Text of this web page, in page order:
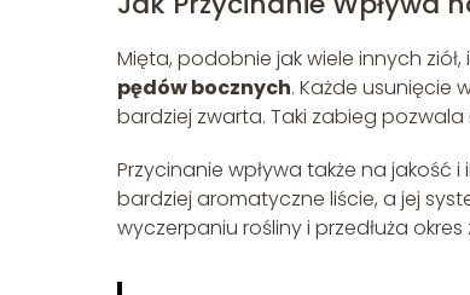
Mięta, podobnie jak wiele innych
pędów bocznych. Każde usunięcie
bardziej zwarta. Taki zabieg
Przycinanie wpływa także na jakość
bardziej aromatyczne liście, a jej
wyczerpaniu rośliny i przedłuża